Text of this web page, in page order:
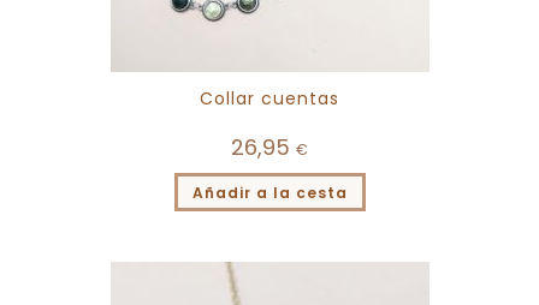
Collar cuentas
26,95 €
Añadir a la cesta